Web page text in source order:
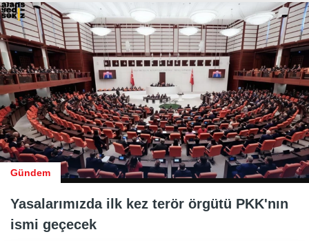
Gündem
Yasalarımızda ilk kez terör örgütü PKK'nın
ismi geçecek